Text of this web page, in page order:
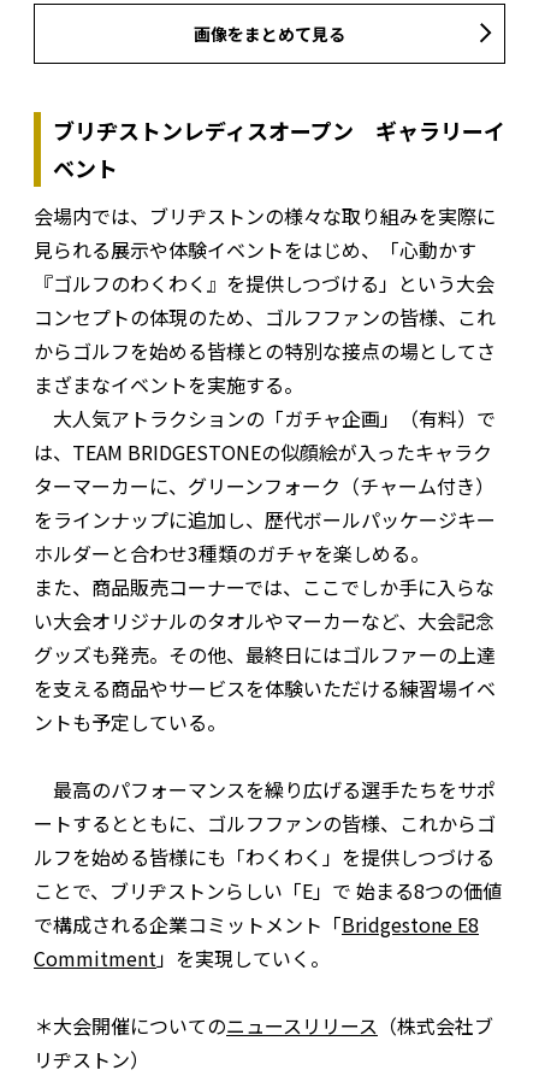
画像をまとめて見る
ブリヂストンレディスオープン ギャラリーイ
ベント
会場内では、ブリヂストンの様々な取り組みを実際に
見られる展示や体験イベントをはじめ、「心動かす
『ゴルフのわくわく』を提供しつづける」という大会
コンセプトの体現のため、ゴルフファンの皆様、これ
からゴルフを始める皆様との特別な接点の場としてさ
まざまなイベントを実施する。
大人気アトラクションの「ガチャ企画」（有料）で
は、TEAM BRIDGESTONEの似顔絵が入ったキャラク
ターマーカーに、グリーンフォーク（チャーム付き）
をラインナップに追加し、歴代ボールパッケージキー
ホルダーと合わせ3種類のガチャを楽しめる。
また、商品販売コーナーでは、ここでしか手に入らな
い大会オリジナルのタオルやマーカーなど、大会記念
グッズも発売。その他、最終日にはゴルファーの上達
を支える商品やサービスを体験いただける練習場イベ
ントも予定している。
最高のパフォーマンスを繰り広げる選手たちをサポ
ートするとともに、ゴルフファンの皆様、これからゴ
ルフを始める皆様にも「わくわく」を提供しつづける
ことで、ブリヂストンらしい「E」で 始まる8つの価値
で構成される企業コミットメント「Bridgestone E8
Commitment」を実現していく。
＊大会開催についてのニュースリリース （株式会社ブ
リヂストン）